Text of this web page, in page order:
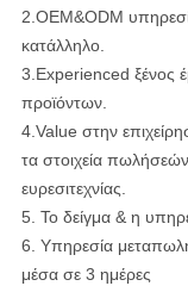
2.OEM&ODM
κατάλληλο.
3.Experienced ξένος
προϊόντων.
4.Value στην
τα στοιχεία
ευρεσιτεχνίας.
5. Το δείγμα & η
6. Υπηρεσία
μέσα σε 3 ημέρες